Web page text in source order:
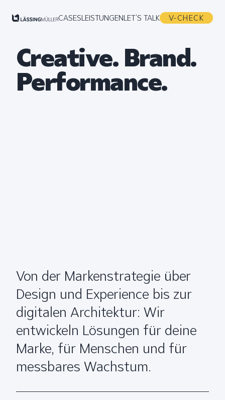
CASESLEISTUNGENLET’S TALK V-CHECK
Creative. Brand.
Performance.
Von der Markenstrategie über
Design und Experience bis zur
digitalen Architektur: Wir
entwickeln Lösungen für deine
Marke, für Menschen und für
messbares Wachstum.